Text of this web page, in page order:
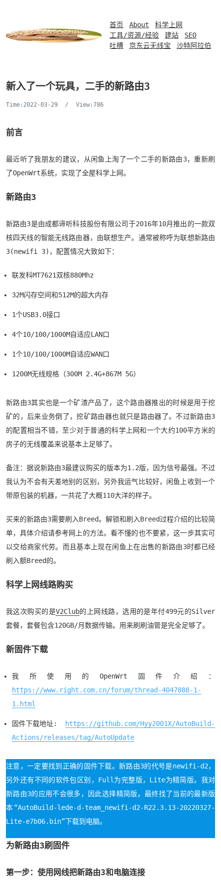
首页 About
科学上网
工具/资源/经验
建站
SEO
吐槽
京东云无线宝 沙特阿拉伯
新入了一个玩具，二手的新路由3
Time:2022-03-29 / View:786
前言
最近听了我朋友的建议，从闲鱼上淘了一个二手的新路由3，重新刷
了OpenWrt系统，实现了全屋科学上网。
新路由3
新路由3是由成都谛听科技股份有限公司于2016年10月推出的一款双
核四天线的智能无线路由器，由联想生产。通常被称呼为联想新路由
3(newifi 3)，配置情况大致如下：
联发科MT7621双核880Mhz
32M闪存空间和512M的超大内存
1个USB3.0接口
4个10/100/1000M自适应LAN口
1个10/100/1000M自适应WAN口
1200M无线规格（300M 2.4G+867M 5G）
新路由3其实也是一个矿渣产品了，这个路由器推出的时候是用于挖
矿的，后来业务倒了，挖矿路由器也就只是路由器了。不过新路由3
的配置相当不错，至少对于普通的科学上网和一个大约100平方米的
房子的无线覆盖来说基本上足够了。
备注：据说新路由3最建议购买的版本为1.2版，因为信号最强。不过
我认为不会有天差地别的区别，另外我运气比较好，闲鱼上收到一个
带原包装的机器，一共花了大概110大洋的样子。
买来的新路由3需要刷入Breed。解锁和刷入Breed过程介绍的比较简
单，具体介绍请参考网上的方法。看不懂的也不要紧，这一步其实可
以交给商家代劳。而且基本上现在闲鱼上在出售的新路由3时都已经
刷入额Breed的。
科学上网线路购买
我这次购买的是V2Club的上网线路，选用的是年付499元的Silver
套餐，套餐包含120GB/月数据传输。用来刷刷油管是完全足够了。
新固件下载
我所使用的OpenWrt固件介绍：
https://www.right.com.cn/forum/thread-4047888-1-
1.html
固件下载地址:
https://github.com/Hyy2001X/AutoBuild-
Actions/releases/tag/AutoUpdate
注意，一定要找到正确的固件下载。新路由3的代号是newifi-d2，
另外还有不同的软件包区别，Full为完整版，Lite为精简版。我对
新路由3的应用不会很多，因此选择精简版。最终找了当前的最新版
本“AutoBuild-lede-d-team_newifi-d2-R22.3.13-20220327-
Lite-e7b06.bin”下载到电脑。
为新路由3刷固件
第一步：使用网线把新路由3和电脑连接